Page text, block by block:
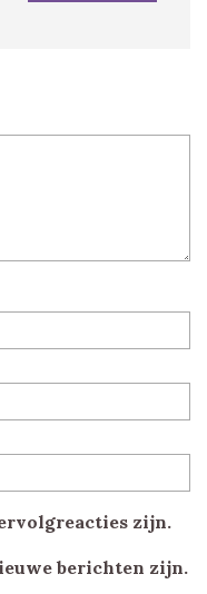
zijn.
berichten zijn.